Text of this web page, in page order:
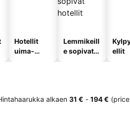
Hotellit
uima-
Lemmikeill
e sopivat
ellit
alkaen ‎31 € - ‎194 € (price